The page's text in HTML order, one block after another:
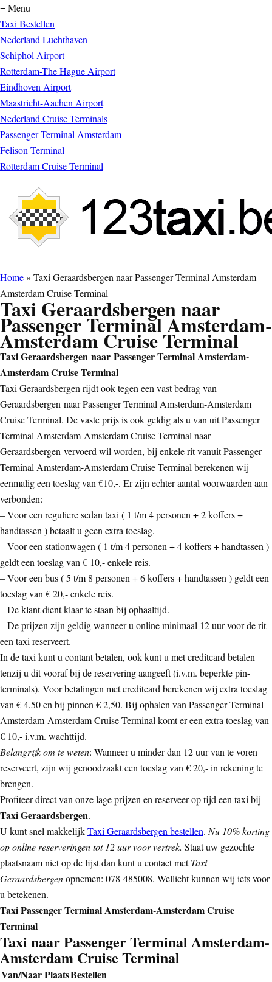
≡ Menu
Taxi Bestellen
Nederland Luchthaven
Schiphol Airport
Rotterdam-The Hague Airport
Eindhoven Airport
Maastricht-Aachen Airport
Nederland Cruise Terminals
Passenger Terminal Amsterdam
Felison Terminal
Rotterdam Cruise Terminal
Home» Taxi Geraardsbergen naar Passenger Terminal Amsterdam-
Amsterdam Cruise Terminal
Taxi Geraardsbergen naar
Passenger Terminal Amsterdam-
Amsterdam Cruise Terminal
Taxi Geraardsbergen naar Passenger Terminal Amsterdam-
Amsterdam Cruise Terminal
Taxi Geraardsbergen rijdt ook tegen een vast bedrag van
Geraardsbergen naar Passenger Terminal Amsterdam-Amsterdam
Cruise Terminal. De vaste prijs is ook geldig als u van uit Passenger
Terminal Amsterdam-Amsterdam Cruise Terminal naar
Geraardsbergen vervoerd wil worden, bij enkele rit vanuit Passenger
Terminal Amsterdam-Amsterdam Cruise Terminal berekenen wij
eenmalig een toeslag van €10,-. Er zijn echter aantal voorwaarden aan
verbonden:
– Voor een reguliere sedan taxi ( 1 t/m 4 personen + 2 koffers +
handtassen ) betaalt u geen extra toeslag.
– Voor een stationwagen ( 1 t/m 4 personen + 4 koffers + handtassen )
geldt een toeslag van € 10,- enkele reis.
– Voor een bus ( 5 t/m 8 personen + 6 koffers + handtassen ) geldt een
toeslag van € 20,- enkele reis.
– De klant dient klaar te staan bij ophaaltijd.
– De prijzen zijn geldig wanneer u online minimaal 12 uur voor de rit
een taxi reserveert.
In de taxi kunt u contant betalen, ook kunt u met creditcard betalen
tenzij u dit vooraf bij de reservering aangeeft (i.v.m. beperkte pin-
terminals). Voor betalingen met creditcard berekenen wij extra toeslag
van € 4,50 en bij pinnen € 2,50. Bij ophalen van Passenger Terminal
Amsterdam-Amsterdam Cruise Terminal komt er een extra toeslag van
€ 10,- i.v.m. wachttijd.
Belangrijk om te weten: Wanneer u minder dan 12 uur van te voren
reserveert, zijn wij genoodzaakt een toeslag van € 20,- in rekening te
brengen.
Profiteer direct van onze lage prijzen en reserveer op tijd een taxi bij
Taxi Geraardsbergen.
U kunt snel makkelijkTaxi Geraardsbergen bestellen. Nu 10% korting
op online reserveringen tot 12 uur voor vertrek. Staat uw gezochte
plaatsnaam niet op de lijst dan kunt u contact metTaxi
Geraardsbergenopnemen: 078-485008. Wellicht kunnen wij iets voor
u betekenen.
Taxi Passenger Terminal Amsterdam-Amsterdam Cruise
Terminal
Taxi naar Passenger Terminal Amsterdam-
Amsterdam Cruise Terminal
Van/Naar PlaatsBestellen